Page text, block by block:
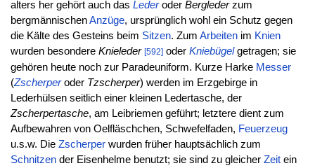
alters her gehört auch das Lederoder Berglederzum
bergmännischenAnzüge, ursprünglich wohl ein Schutz gegen
die Kälte des Gesteins beim Sitzen. Zum Arbeitenim Knien
wurden besondere Knieleder [592]oder Kniebügelgetragen; sie
gehören heute noch zur Paradeuniform. Kurze Harke Messer
(Zscherperoder Tzscherper) werden im Erzgebirge in
Lederhülsen seitlich einer kleinen Ledertasche, der
Zscherpertasche, am Leibriemen geführt; letztere dient zum
Aufbewahren von Oelfläschchen, Schwefelfaden, Feuerzeug
u.s.w. Die Zscherperwurden früher hauptsächlich zum
Schnitzender Eisenhelme benutzt; sie sind zu gleicher Zeitein